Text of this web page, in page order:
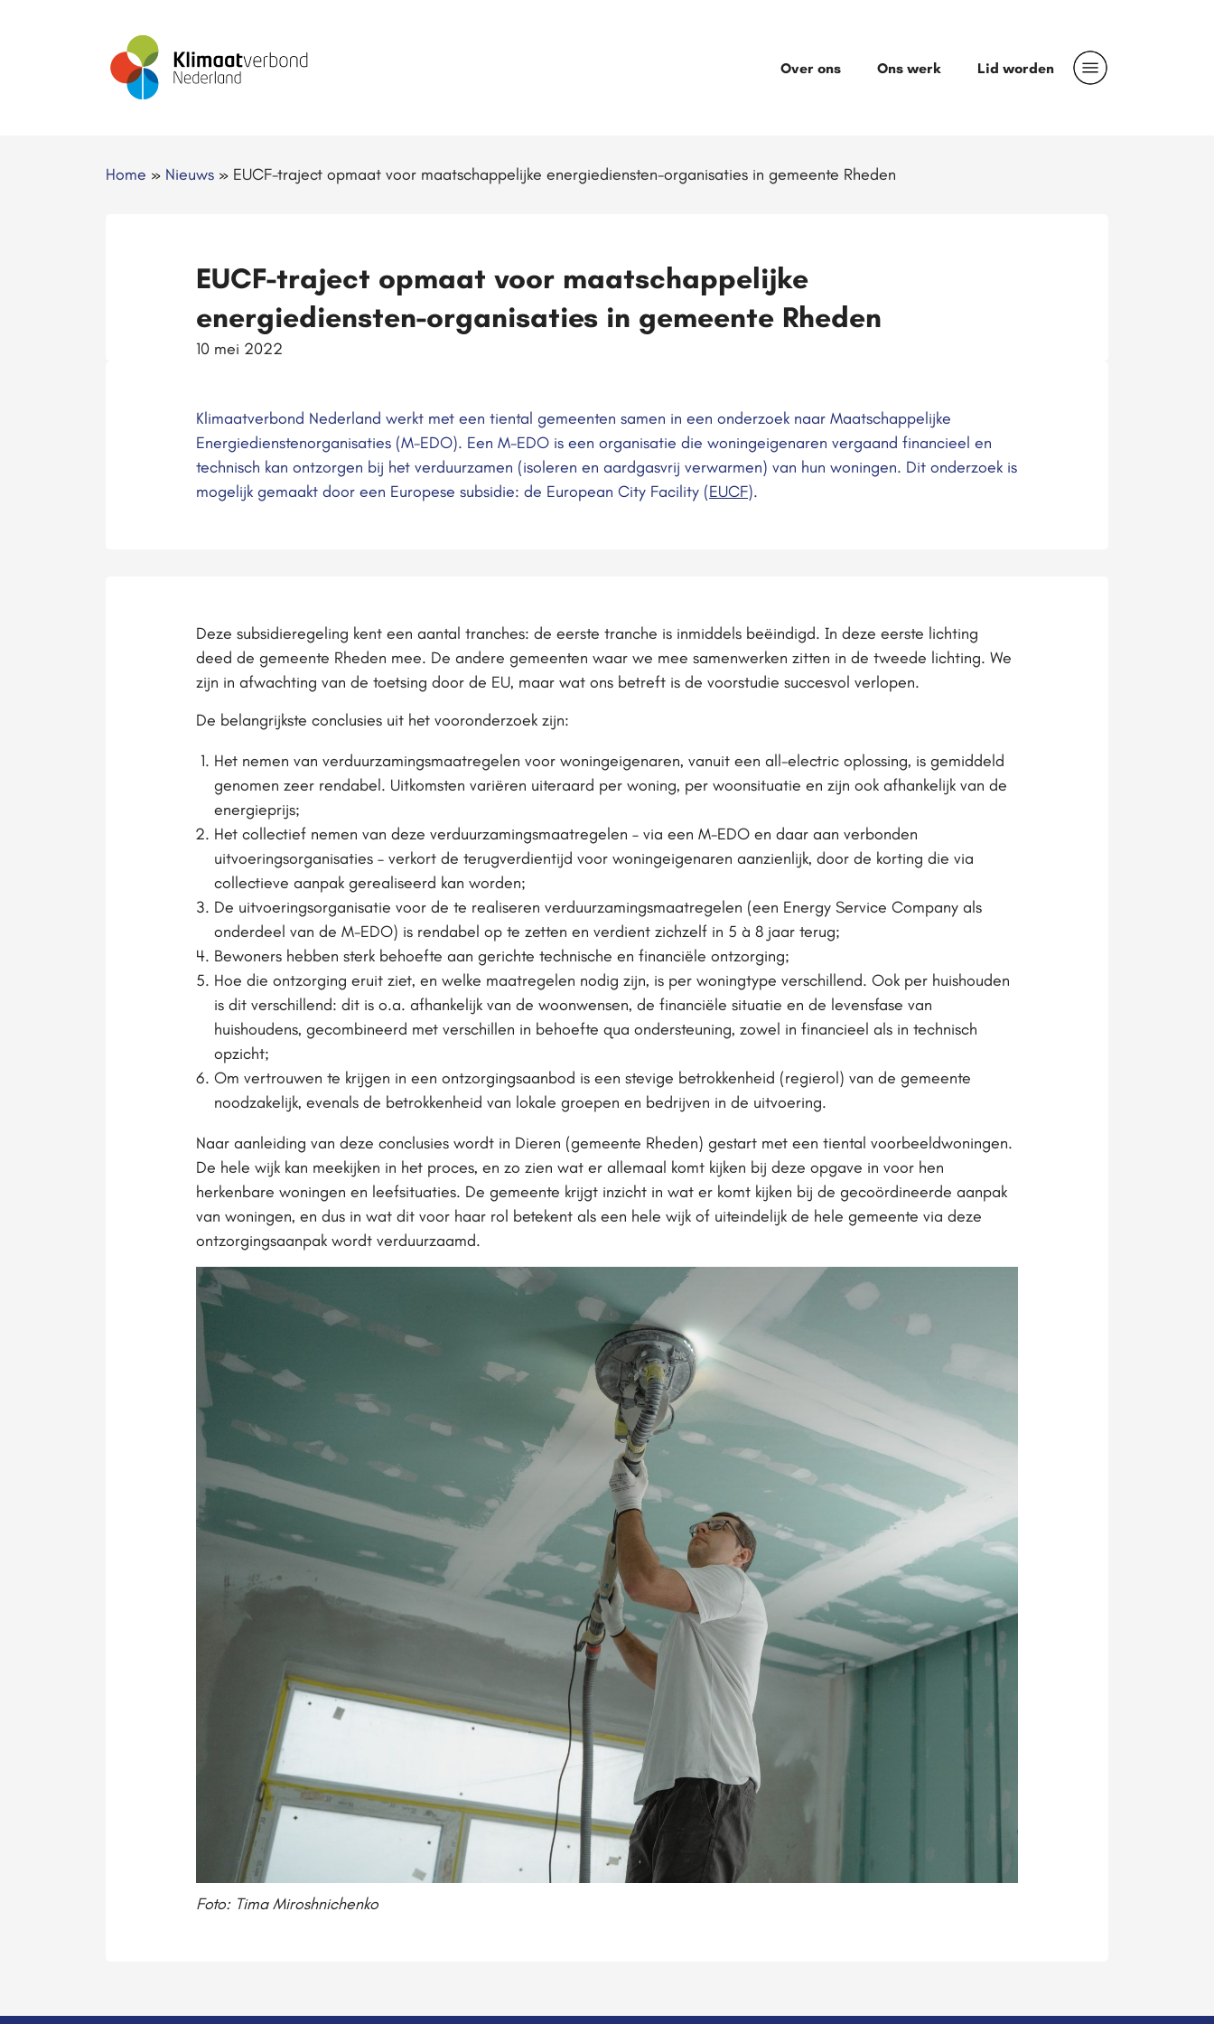
Over ons Ons werk Lid worden
Home » Nieuws » EUCF-traject opmaat voor maatschappelijke energiediensten-organisaties in gemeente Rheden
EUCF-traject opmaat voor maatschappelijke
energiediensten-organisaties in gemeente Rheden
10 mei 2022
Klimaatverbond Nederland werkt met een tiental gemeenten samen in een onderzoek naar Maatschappelijke
Energiedienstenorganisaties (M-EDO). Een M-EDO is een organisatie die woningeigenaren vergaand financieel en
technisch kan ontzorgen bij het verduurzamen (isoleren en aardgasvrij verwarmen) van hun woningen. Dit onderzoek is
mogelijk gemaakt door een Europese subsidie: de European City Facility (EUCF).
Deze subsidieregeling kent een aantal tranches: de eerste tranche is inmiddels beëindigd. In deze eerste lichting
deed de gemeente Rheden mee. De andere gemeenten waar we mee samenwerken zitten in de tweede lichting. We
zijn in afwachting van de toetsing door de EU, maar wat ons betreft is de voorstudie succesvol verlopen.
De belangrijkste conclusies uit het vooronderzoek zijn:
Het nemen van verduurzamingsmaatregelen voor woningeigenaren, vanuit een all-electric oplossing, is gemiddeld
genomen zeer rendabel. Uitkomsten variëren uiteraard per woning, per woonsituatie en zijn ook afhankelijk van de
energieprijs;
Het collectief nemen van deze verduurzamingsmaatregelen – via een M-EDO en daar aan verbonden
uitvoeringsorganisaties – verkort de terugverdientijd voor woningeigenaren aanzienlijk, door de korting die via
collectieve aanpak gerealiseerd kan worden;
De uitvoeringsorganisatie voor de te realiseren verduurzamingsmaatregelen (een Energy Service Company als
onderdeel van de M-EDO) is rendabel op te zetten en verdient zichzelf in 5 à 8 jaar terug;
Bewoners hebben sterk behoefte aan gerichte technische en financiële ontzorging;
Hoe die ontzorging eruit ziet, en welke maatregelen nodig zijn, is per woningtype verschillend. Ook per huishouden
is dit verschillend: dit is o.a. afhankelijk van de woonwensen, de financiële situatie en de levensfase van
huishoudens, gecombineerd met verschillen in behoefte qua ondersteuning, zowel in financieel als in technisch
opzicht;
Om vertrouwen te krijgen in een ontzorgingsaanbod is een stevige betrokkenheid (regierol) van de gemeente
noodzakelijk, evenals de betrokkenheid van lokale groepen en bedrijven in de uitvoering.
Naar aanleiding van deze conclusies wordt in Dieren (gemeente Rheden) gestart met een tiental voorbeeldwoningen.
De hele wijk kan meekijken in het proces, en zo zien wat er allemaal komt kijken bij deze opgave in voor hen
herkenbare woningen en leefsituaties. De gemeente krijgt inzicht in wat er komt kijken bij de gecoördineerde aanpak
van woningen, en dus in wat dit voor haar rol betekent als een hele wijk of uiteindelijk de hele gemeente via deze
ontzorgingsaanpak wordt verduurzaamd.
Foto: Tima Miroshnichenko